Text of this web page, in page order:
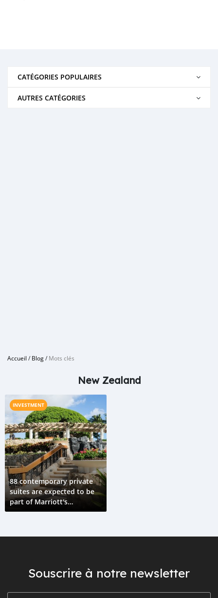
CATÉGORIES POPULAIRES
AUTRES CATÉGORIES
Accueil /Blog/Mots clés
New Zealand
INVESTMENT
88 contemporary private
suites are expected to be
part of Marriott's
nationwide launch.
Souscrire à notre newsletter